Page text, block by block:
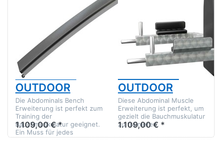
QUINCY CLOCK
ACCESSORIES
ABDOMINAL
BENCH -
ERWEITERUNG
FÜR HALO -
OUTDOOR
Die Abdominals Bench
Erweiterung ist perfekt zum
Training der
Bauchmuskulatur geeignet.
Ein Muss für jedes
Fitnessstudio...
1.109,00 € *
ACCESSORIES
ABDOMINAL
MUSCLE -
ERWEITERUNG
OUTDOOR
Diese Abdominal Muscle
Erweiterung ist perfekt, um
gezielt die Bauchmuskulatur
zu trainieren.
1.109,00 € *